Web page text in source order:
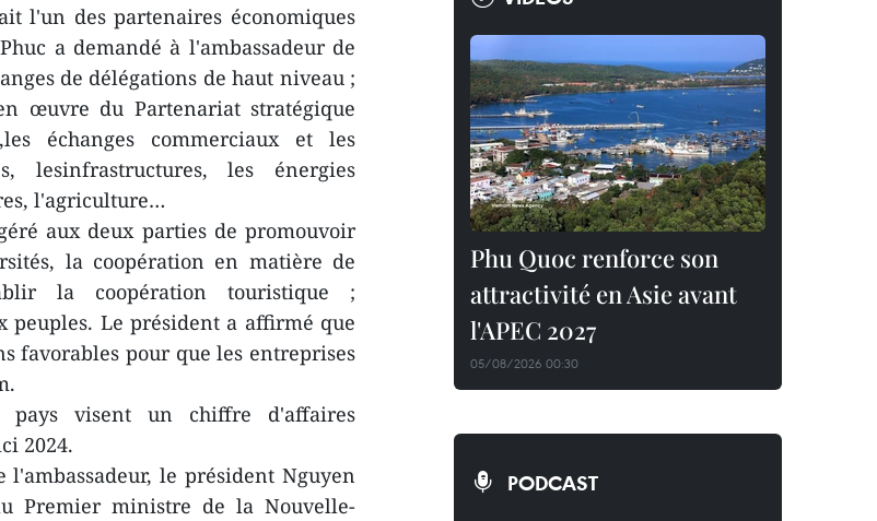
l'un des partenaires économiques
a demandé à l'ambassadeur de
de délégations de haut niveau ;
œuvre du Partenariat stratégique
échanges commerciaux et les
lesinfrastructures, les énergies
l'agriculture…
aux deux parties de promouvoir
la coopération en matière de
la coopération touristique ;
peuples. Le président a affirmé que
favorables pour que les entreprises
pays visent un chiffre d'affaires
2024.
le président Nguyen
Premier ministre de la Nouvelle-
Phu Quoc renforce son
attractivité en Asie avant
l'APEC 2027
05/08/2026 00:30
PODCAST